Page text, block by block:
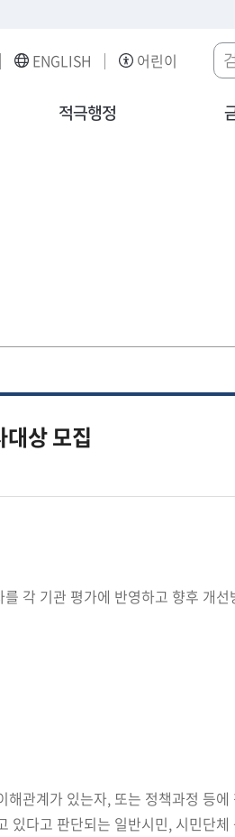
ENGLISH 어린이
적극행정
상 모집
각 기관 평가에 반영하고 향후 개
관계가 있는자, 또는 정책과정 등
있다고 판단되는 일반시민, 시민단체